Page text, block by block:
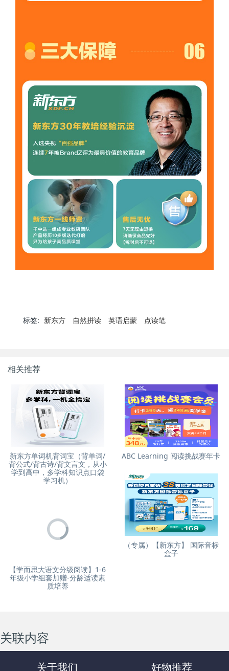
标签: 新东方 自然拼读 英语启蒙 点读笔
相关推荐
新东方单词机背词宝（背单词/
背公式/背古诗/背文言文，从小
学到高中，多学科知识点口袋
学习机）
ABC Learning 阅读挑战赛年卡
（专属）【新东方】 国际音标
盒子
【学而思大语文分级阅读】1-6
年级小学组套加赠-分龄适读素
质培养
关联内容
关于我们 好物推荐